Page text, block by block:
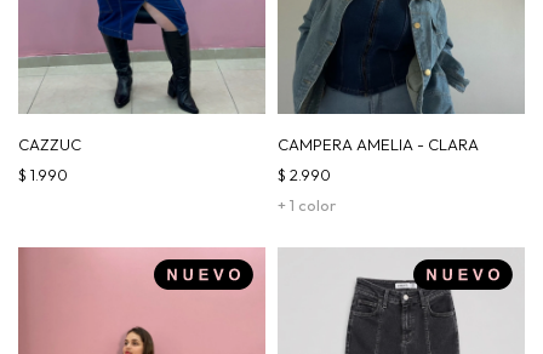
CAZZUC
$ 1.990
CAMPERA AMELIA - CLARA
+ 1 color
$ 2.990